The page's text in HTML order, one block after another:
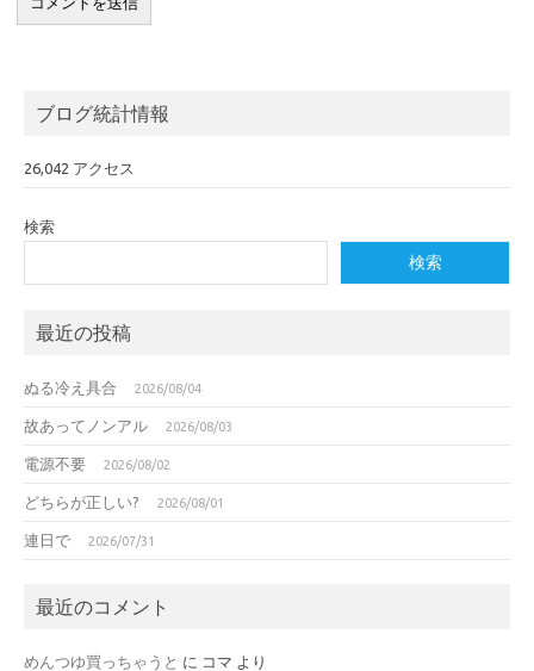
ブログ統計情報
26,042 アクセス
検索
検索
最近の投稿
ぬる冷え具合 2026/08/04
故あってノンアル 2026/08/03
電源不要 2026/08/02
どちらが正しい? 2026/08/01
連日で 2026/07/31
最近のコメント
めんつゆ買っちゃうと に コマ より